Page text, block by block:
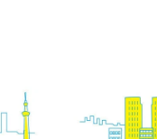
イベント・グッ